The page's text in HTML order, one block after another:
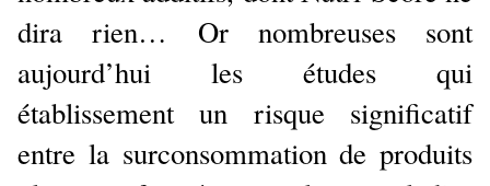
dira rien… Or nombreuses sont
aujourd’hui les études qui
établissement un risque significatif
entre la surconsommation de produits